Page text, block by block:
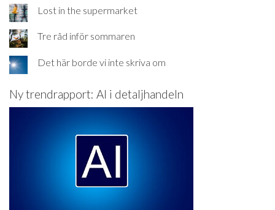
Lost in the supermarket
Tre råd inför sommaren
Det här borde vi inte skriva om
Ny trendrapport: AI i detaljhandeln